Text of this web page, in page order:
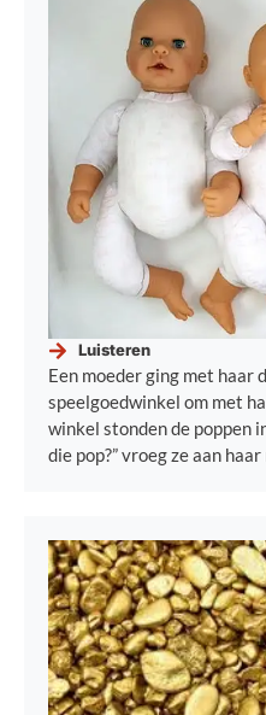
Luisteren
Een moeder ging met haar
speelgoedwinkel om met
winkel stonden de poppen
die pop?” vroeg ze aan